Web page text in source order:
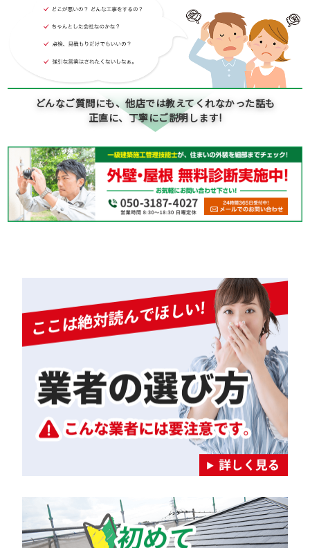
どんなご質問にも、他店では教えてくれなかった話も
正直に、丁寧にご説明します!